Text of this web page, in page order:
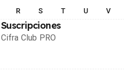
R S T U V
Suscripciones
Cifra Club PRO